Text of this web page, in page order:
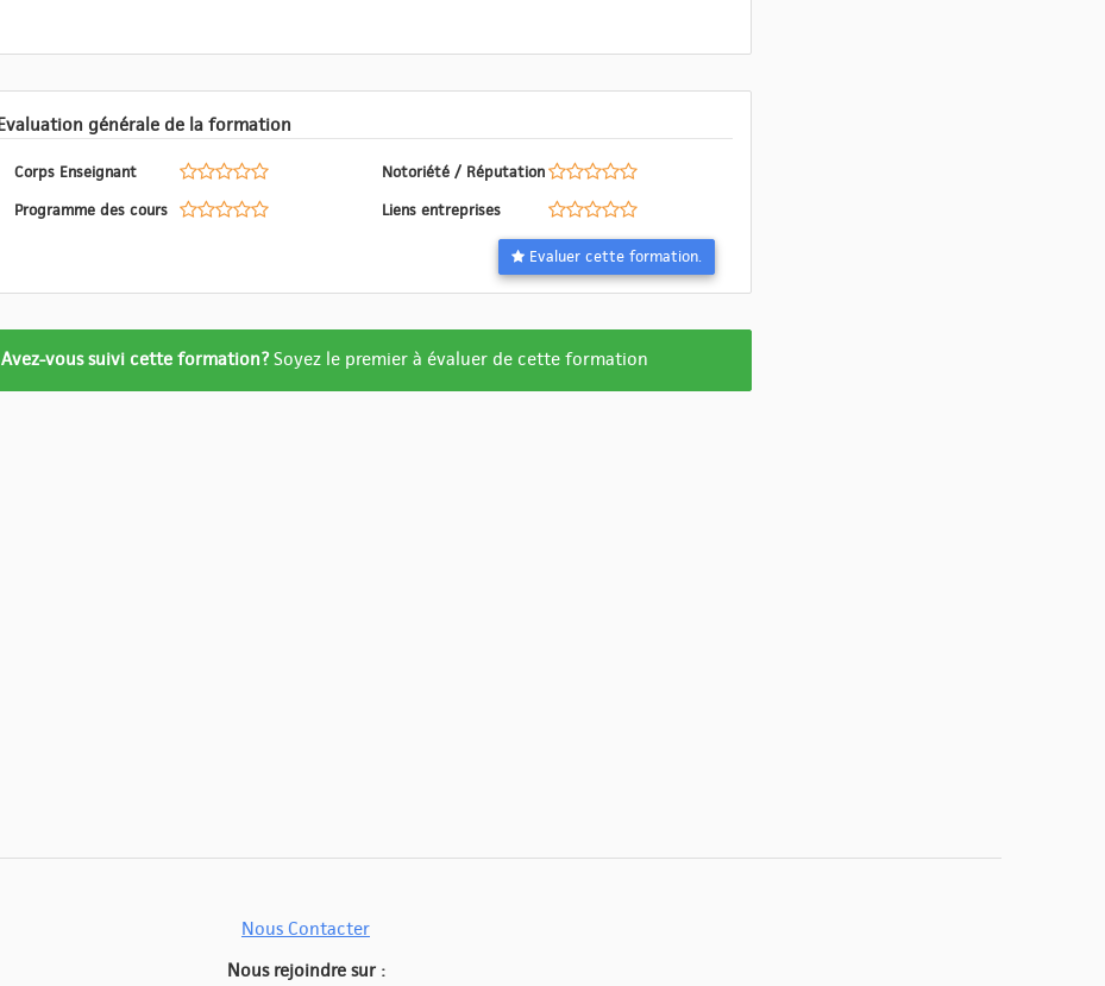
Evaluation générale de la formation
Corps Enseignant
Programme des cours
Notoriété / Réputation
Liens entreprises
Evaluer cette formation.
Formation
Avez-vous suivi cette formation?Soyez le premier à évaluer de cette formation
Nous Contacter
Nous rejoindre sur :